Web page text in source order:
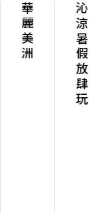
華麗美洲 沁涼暑假放肆玩